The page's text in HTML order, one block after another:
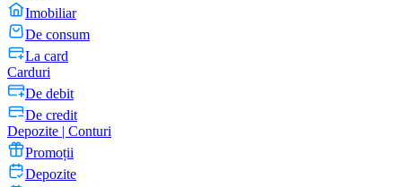
Imobiliar
De consum
La card
Carduri
De debit
De credit
Depozite | Conturi
Promoții
Depozite